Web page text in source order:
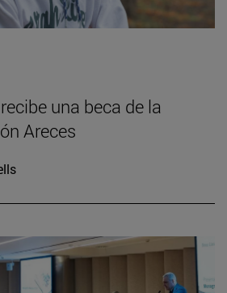
una beca de la
Areces